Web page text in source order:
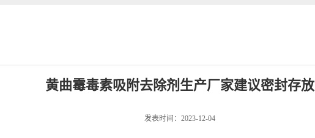
黄曲霉毒素吸附去除剂生产厂家建议密封存放
发表时间：2023-12-04